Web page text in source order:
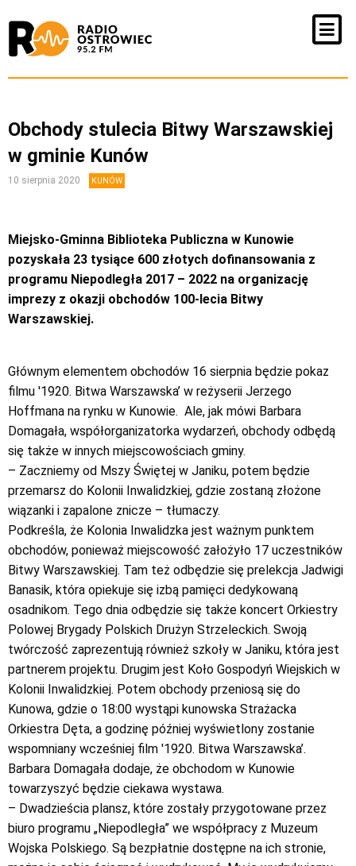
Obchody stulecia Bitwy Warszawskiej
w gminie Kunów
10 sierpnia 2020 KUNÓW
Miejsko-Gminna Biblioteka Publiczna w Kunowie
pozyskała 23 tysiące 600 złotych dofinansowania z
programu Niepodległa 2017 – 2022 na organizację
imprezy z okazji obchodów 100-lecia Bitwy
Warszawskiej.
Głównym elementem obchodów 16 sierpnia będzie pokaz
filmu '1920. Bitwa Warszawska’ w reżyserii Jerzego
Hoffmana na rynku w Kunowie. Ale, jak mówi Barbara
Domagała, współorganizatorka wydarzeń, obchody odbędą
się także w innych miejscowościach gminy.
– Zaczniemy od Mszy Świętej w Janiku, potem będzie
przemarsz do Kolonii Inwalidzkiej, gdzie zostaną złożone
wiązanki i zapalone znicze – tłumaczy.
Podkreśla, że Kolonia Inwalidzka jest ważnym punktem
obchodów, ponieważ miejscowość założyło 17 uczestników
Bitwy Warszawskiej. Tam też odbędzie się prelekcja Jadwigi
Banasik, która opiekuje się izbą pamięci dedykowaną
osadnikom. Tego dnia odbędzie się także koncert Orkiestry
Polowej Brygady Polskich Drużyn Strzeleckich. Swoją
twórczość zaprezentują również szkoły w Janiku, która jest
partnerem projektu. Drugim jest Koło Gospodyń Wiejskich w
Kolonii Inwalidzkiej. Potem obchody przeniosą się do
Kunowa, gdzie o 18:00 wystąpi kunowska Strażacka
Orkiestra Dęta, a godzinę później wyświetlony zostanie
wspomniany wcześniej film '1920. Bitwa Warszawska’.
Barbara Domagała dodaje, że obchodom w Kunowie
towarzyszyć będzie ciekawa wystawa.
– Dwadzieścia plansz, które zostały przygotowane przez
biuro programu „Niepodległa” we współpracy z Muzeum
Wojska Polskiego. Są bezpłatnie dostępne na ich stronie,